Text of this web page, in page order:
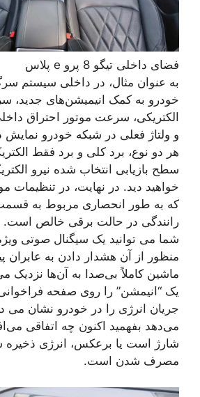
فضای داخلی تیگو 8 پرو e پلاس
به عنوان مثال، در داخلی سیستم
خودرو به کمک انیمیشن‌های جدید،
الکتریکی، سرعت موتور احتراق
و ولتاژ فعلی در شبکه خودرو
هر دو نوع، برد کلی و برد فقط
سطح بازیابی انتخاب شده نیرو
خواهید دید. در نهایت، در تنظیمات
که به طور انحصاری مربوط به قسمت
رانندگی در حالت برقی خالص است.
شما می توانید یک سیگنال صوتی
منظور از آن هشدار دادن به عابران
ماشین کاملاً بی‌صدا به آن‌ها نزدیک
یک “انیمشن” را روی صفحه
جریان انرژی را در خودرو نشان می
می‌دهد بفهمید اکنون چه اتفاقی
شارژ است یا برعکس، انرژی ذخیره
مصرف شدن است.